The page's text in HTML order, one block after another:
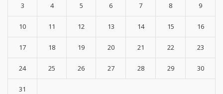
3 4 5 6 7 8 9
10 11 12 13 14 15 16
17 18 19 20 21 22 23
24 25 26 27 28 29 30
31